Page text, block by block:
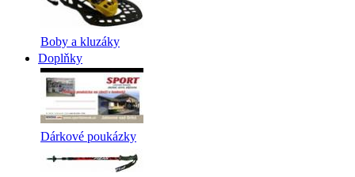
Boby a kluzáky
Doplňky
Dárkové poukázky